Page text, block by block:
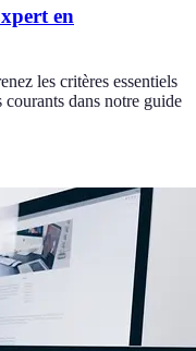
en
les critères essentiels
dans notre guide